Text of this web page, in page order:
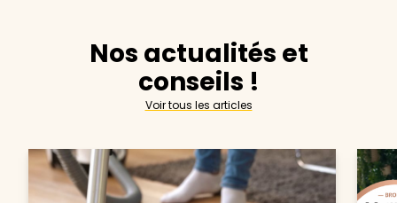
Nos actualités et
conseils !
Voir tous les articles